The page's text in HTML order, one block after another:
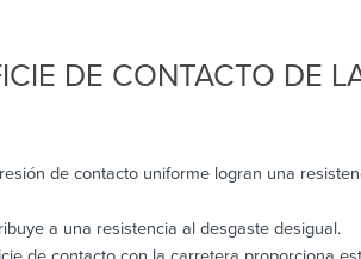
DE CONTACTO DE
de contacto uniforme logran una
a una resistencia al desgaste desigual.